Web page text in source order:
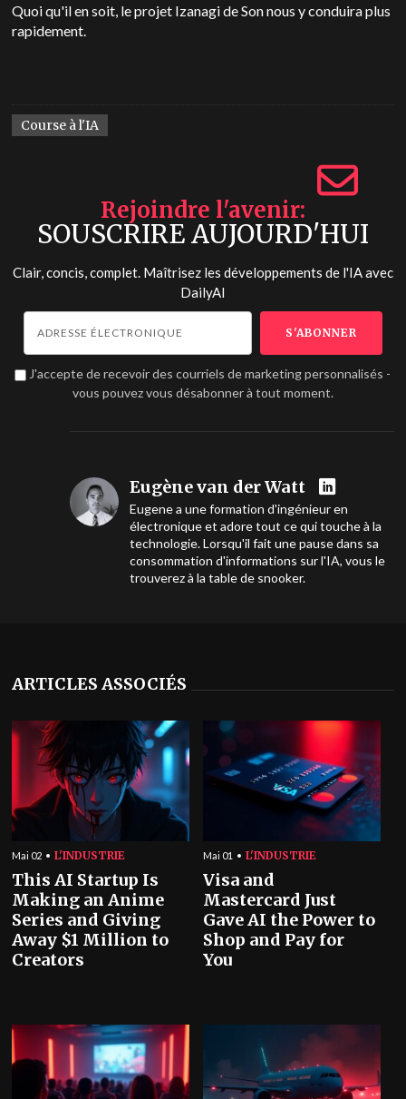
Quoi qu'il en soit, le projet Izanagi de Son nous y conduira plus
rapidement.
Course à l'IA
Rejoindre l'avenir
SOUSCRIRE AUJOURD'HUI
Clair, concis, complet. Maîtrisez les développements de l'IA avec
DailyAI
J'accepte de recevoir des courriels de marketing personnalisés -
vous pouvez vous désabonner à tout moment.
Eugène van der Watt
Eugene a une formation d'ingénieur en
électronique et adore tout ce qui touche à la
technologie. Lorsqu'il fait une pause dans sa
consommation d'informations sur l'IA, vous le
trouverez à la table de snooker.
ARTICLES ASSOCIÉS
Mai 02 L'INDUSTRIE
This AI Startup Is
Making an Anime
Series and Giving
Away $1 Million to
Creators
Mai 01 L'INDUSTRIE
Visa and
Mastercard Just
Gave AI the Power to
Shop and Pay for
You